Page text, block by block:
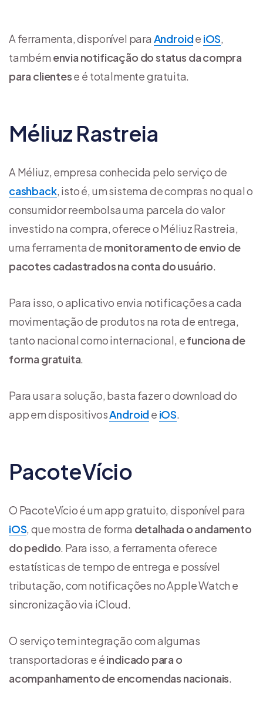
A ferramenta, disponível para Androide iOS,
também envia notificação do status da compra
para clientese é totalmente gratuita.
Méliuz Rastreia
A Méliuz, empresa conhecida pelo serviço de
cashback, isto é, um sistema de compras no qual o
consumidor reembolsa uma parcela do valor
investido na compra, oferece o Méliuz Rastreia,
uma ferramenta de monitoramento de envio de
pacotes cadastrados na conta do usuário.
Para isso, o aplicativo envia notificações a cada
movimentação de produtos na rota de entrega,
tanto nacional como internacional, efunciona de
forma gratuita.
Para usar a solução, basta fazer o download do
app em dispositivosAndroide iOS.
PacoteVício
O PacoteVício é um app gratuito, disponível para
iOS, que mostra de forma detalhada o andamento
do pedido. Para isso, a ferramenta oferece
estatísticas de tempo de entrega e possível
tributação, com notificações no Apple Watch e
sincronização via iCloud.
O serviço tem integração com algumas
transportadoras e éindicado para o
acompanhamento de encomendas nacionais.